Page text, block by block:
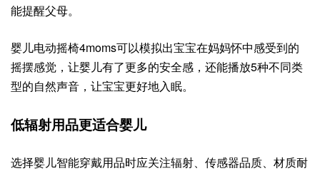
能提醒父母。
婴儿电动摇椅4moms可以模拟出宝宝在妈妈怀中感受到的
摇摆感觉，让婴儿有了更多的安全感，还能播放5种不同类
型的自然声音，让宝宝更好地入眠。
低辐射用品更适合婴儿
选择婴儿智能穿戴用品时应关注辐射、传感器品质、材质耐